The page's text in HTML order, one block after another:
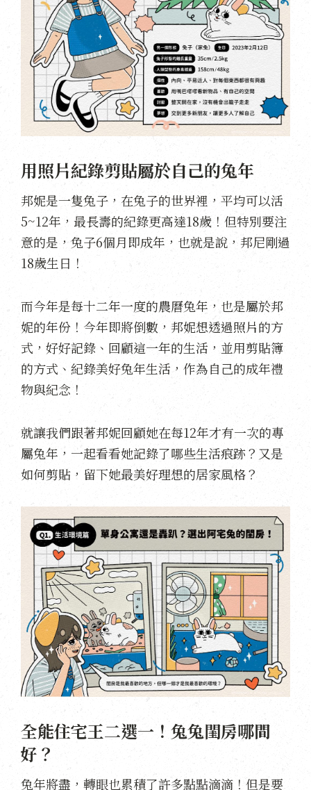
用照片紀錄剪貼屬於自己的兔年
邦妮是一隻兔子，在兔子的世界裡，平均可以活
5~12年，最長壽的紀錄更高達18歲！但特別要注
意的是，兔子6個月即成年，也就是說，邦尼剛過
18歲生日！
而今年是每十二年一度的農曆兔年，也是屬於邦
妮的年份！今年即將倒數，邦妮想透過照片的方
式，好好記錄、回顧這一年的生活，並用剪貼簿
的方式、紀錄美好兔年生活，作為自己的成年禮
物與紀念！
就讓我們跟著邦妮回顧她在每12年才有一次的專
屬兔年，一起看看她記錄了哪些生活痕跡？又是
如何剪貼，留下她最美好理想的居家風格？
全能住宅王二選一！兔兔閨房哪間
好？
兔年將盡，轉眼也累積了許多點點滴滴！但是要